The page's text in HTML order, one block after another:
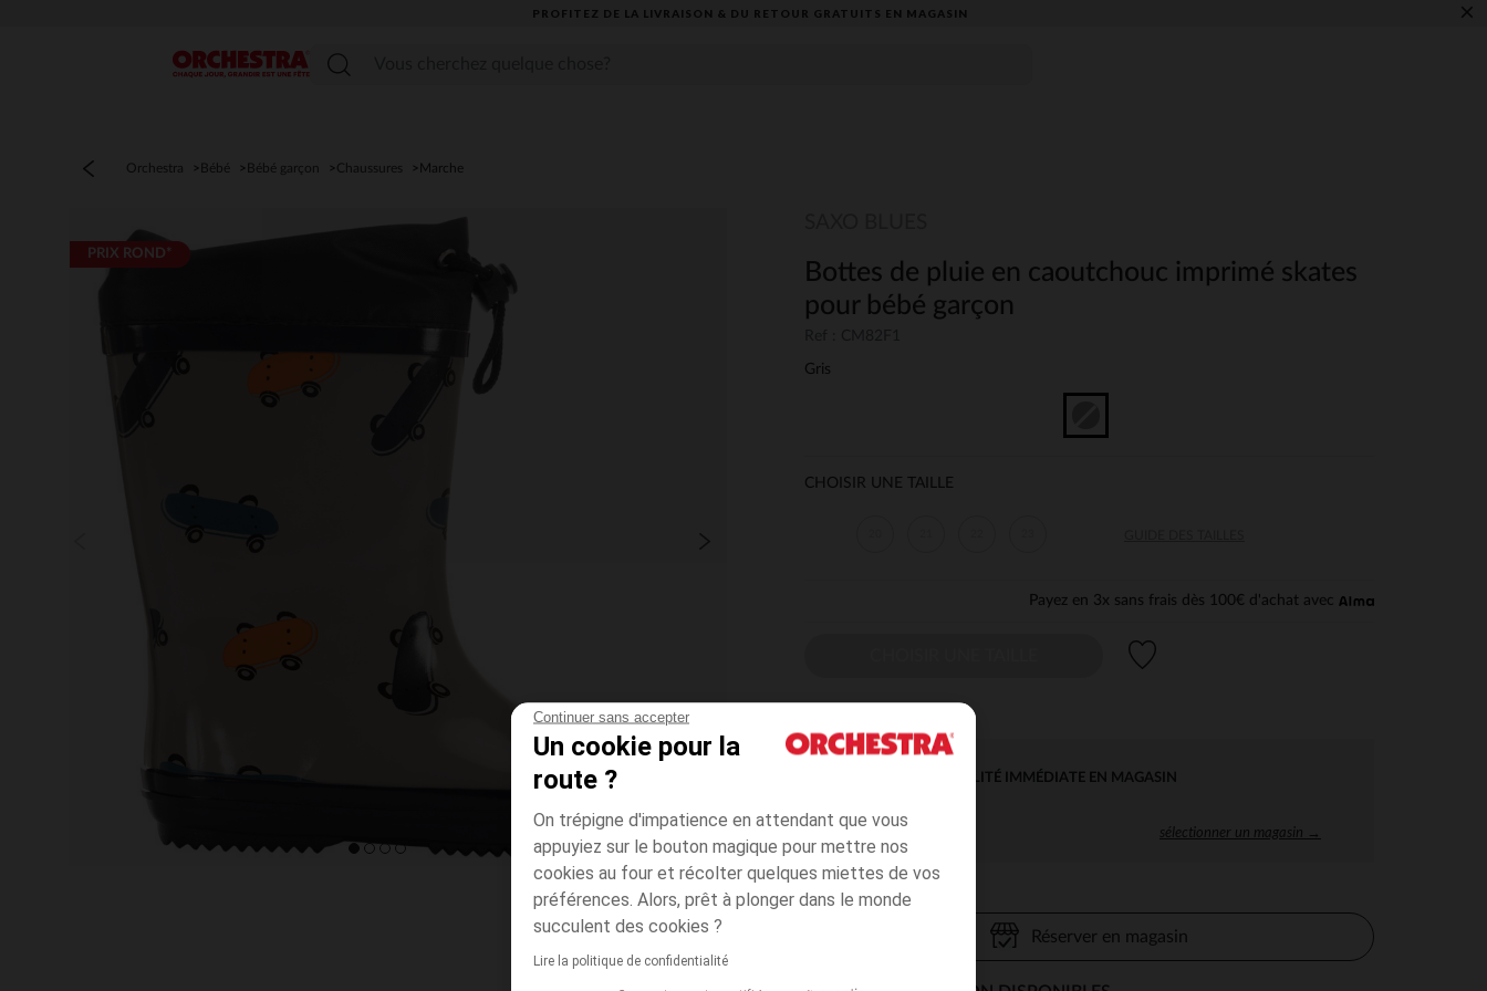
Continuer sans accepter
Un cookie pour la
route ?
On trépigne d'impatience en attendant que vous
appuyiez sur le bouton magique pour mettre nos
cookies au four et récolter quelques miettes de vos
préférences. Alors, prêt à plonger dans le monde
succulent des cookies ?
Lire la politique de confidentialité
PROFITEZ DE LA LIVRAISON & DU RETOUR GRATUITS EN MAGASIN​ ×
Menu
Orchestra Bébé Bébé garçon Chaussures Marche
PRIX ROND*
Bottes de pluie en caoutchouc imprimé skates
pour bébé garçon
Gris
CHOISIR UNE TAILLE
Payez en 3x sans frais dès 100€ d'achat avec
DISPONIBILITÉ IMMÉDIATE EN MAGASIN
sélectionner un magasin →
Réserver en magasin